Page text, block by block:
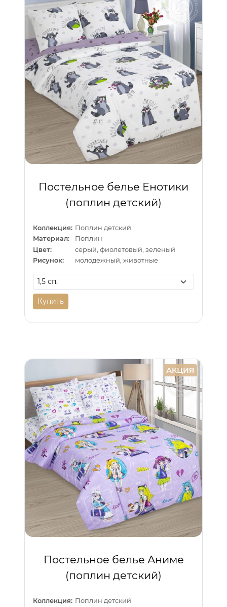
Постельное белье Енотики
(поплин детский)
Коллекция: Поплин детский
Материал:
Поплин
Цвет:
серый, фиолетовый, зеленый
Рисунок:
молодежный, животные
Купить
АКЦИЯ
Постельное белье Аниме
(поплин детский)
Коллекция: Поплин детский